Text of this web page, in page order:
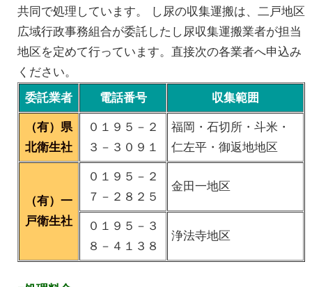
共同で処理しています。 し尿の収集運搬は、二戸地区
広域行政事務組合が委託したし尿収集運搬業者が担当
地区を定めて行っています。直接次の各業者へ申込み
ください。
委託業者
電話番号 収集範囲
（有）県
北衛生社
０１９５－２
３－３０９１
福岡・石切所・斗米・
仁左平・御返地地区
（有）一
戸衛生社
０１９５－２
７－２８２５
金田一地区
０１９５－３
８－４１３８
浄法寺地区